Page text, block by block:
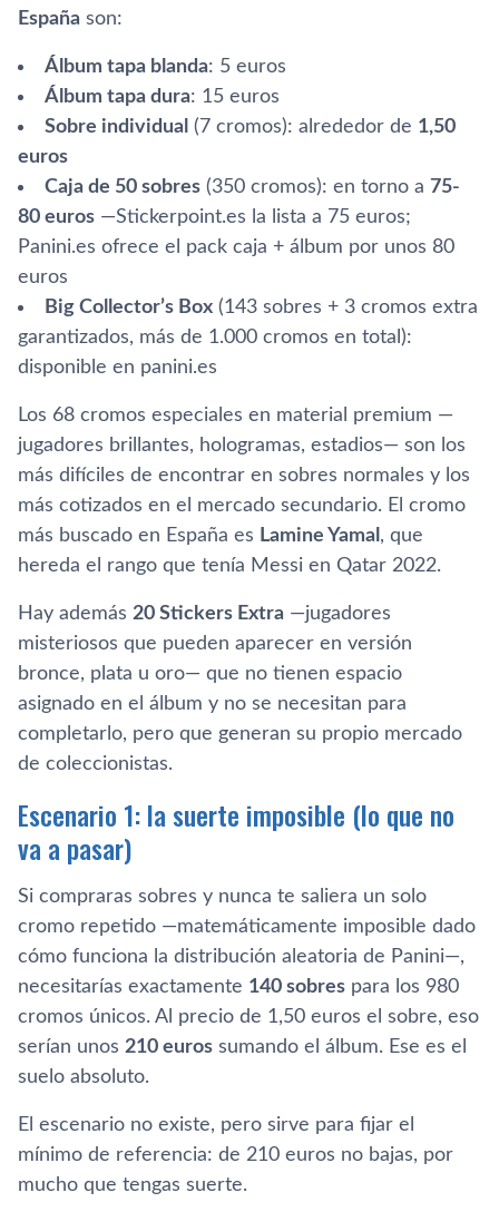
España son:
Álbum tapa blanda: 5 euros
Álbum tapa dura: 15 euros
Sobre individual (7 cromos): alrededor de 1,50
euros
Caja de 50 sobres (350 cromos): en torno a 75-
80 euros —Stickerpoint.es la lista a 75 euros;
Panini.es ofrece el pack caja + álbum por unos 80
euros
Big Collector’s Box (143 sobres + 3 cromos extra
garantizados, más de 1.000 cromos en total):
disponible en panini.es
Los 68 cromos especiales en material premium —
jugadores brillantes, hologramas, estadios— son los
más difíciles de encontrar en sobres normales y los
más cotizados en el mercado secundario. El cromo
más buscado en España es Lamine Yamal , que
hereda el rango que tenía Messi en Qatar 2022.
Hay además 20 Stickers Extra —jugadores
misteriosos que pueden aparecer en versión
bronce, plata u oro— que no tienen espacio
asignado en el álbum y no se necesitan para
completarlo, pero que generan su propio mercado
de coleccionistas.
Escenario 1: la suerte imposible (lo que no
va a pasar)
Si compraras sobres y nunca te saliera un solo
cromo repetido —matemáticamente imposible dado
cómo funciona la distribución aleatoria de Panini—,
necesitarías exactamente 140 sobres para los 980
cromos únicos. Al precio de 1,50 euros el sobre, eso
serían unos 210 euros sumando el álbum. Ese es el
suelo absoluto.
El escenario no existe, pero sirve para fijar el
mínimo de referencia: de 210 euros no bajas, por
mucho que tengas suerte.